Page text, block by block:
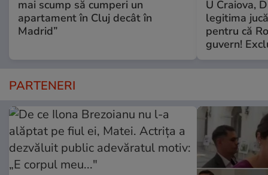
mai scump să cumperi un
apartament în Cluj decât în
Madrid”
U Craiova,
legitima
pentru că
guvern!
PARTENERI